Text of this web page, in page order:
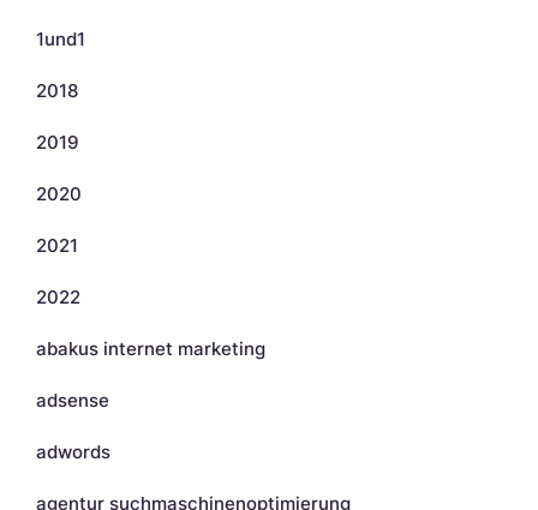
1und1
2018
2019
2020
2021
2022
abakus internet marketing
adsense
adwords
agentur suchmaschinenoptimierung